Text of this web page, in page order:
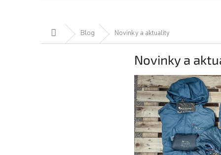
Domů Blog Novinky a aktuality
Novinky a
V
ý
p
i
s
č
l